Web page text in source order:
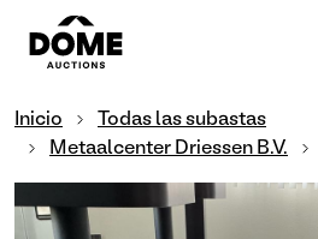
Inicio
Todas las subastas
Metaalcenter Driessen B.V.